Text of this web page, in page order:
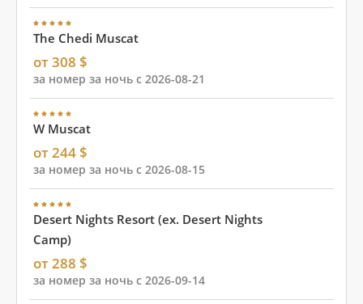
The Chedi Muscat
от 308 $
за номер за ночь с 2026-08-21
W Muscat
от 244 $
за номер за ночь с 2026-08-15
Desert Nights Resort (ex. Desert Nights
Camp)
от 288 $
за номер за ночь с 2026-09-14